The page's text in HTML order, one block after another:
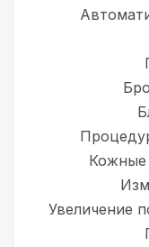
Кожные
Увеличение